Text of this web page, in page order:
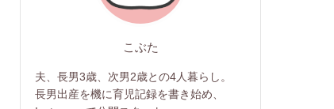
こぶた
夫、長男3歳、次男2歳との4人暮らし。
長男出産を機に育児記録を書き始め、